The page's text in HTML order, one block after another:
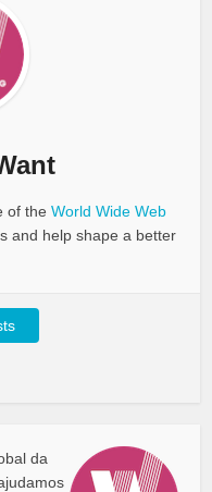
of the World Wide Web
and help shape a better
da